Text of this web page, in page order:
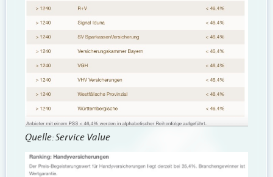
Quelle: Service Value